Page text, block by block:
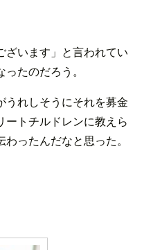
ざいます」と言われてい
たのだろう。
うれしそうにそれを募金
トチルドレンに教えら
ったんだなと思った。